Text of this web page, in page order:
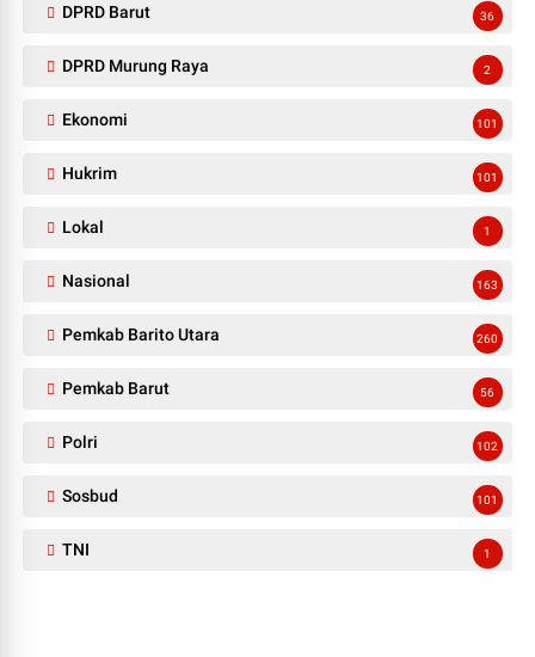
DPRD Barut 36
DPRD Murung Raya 2
Ekonomi 101
Hukrim 101
Lokal 1
Nasional 163
Pemkab Barito Utara 260
Pemkab Barut 56
Polri 102
Sosbud 101
TNI 1